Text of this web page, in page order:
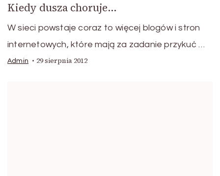
Kiedy dusza choruje…
W sieci powstaje coraz to więcej blogów i stron
internetowych, które mają za zadanie przykuć …
Admin 29 sierpnia 2012